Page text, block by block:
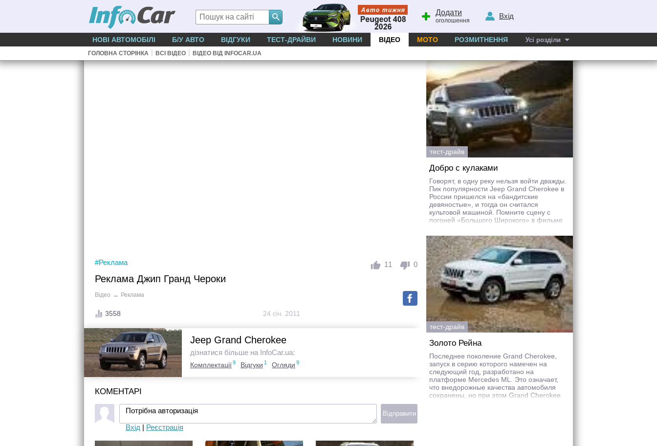
Додати
оголошення
Вхід
НОВІ АВТОМОБІЛІ Б/У АВТО ВІДГУКИ ТЕСТ-ДРАЙВИ НОВИНИ ВІДЕО МОТО РОЗМИТНЕННЯ Усі розділи
ГОЛОВНА СТОРІНКА | ВСІ ВІДЕО | ВІДЕО ВІД INFOCAR.UA
11 0
#Реклама
Реклама Джип Гранд Чероки
Відео → Реклама
3558 24 січ. 2011
Jeep Grand Cherokee
дізнатися більше на InfoCar.ua:
Комплектації9 Відгуки 1 Огляди 9
КОМЕНТАРІ
Потрібна авторизація
Вхід | Реєстрація
Відправити
тест-драйв
Добро с кулаками
Говорят, в одну реку нельзя войти дважды.
Пик популярности Jeep Grand Cherokee в
России пришелся на «бандитские
девяностые», и тогда он считался
культовой машиной. Помните сцену с
погоней «Большого Широкого» в фильме
и Яузского бульвара?
тест-драйв
Золото Рейна
Последнее поколение Grand Cherokee,
запуск в серию которого намечен на
следующий год, разработано на
платформе Mercedes ML. Это означает,
что внедорожные качества автомобиля
сохранены, но при этом Grand Cherokee